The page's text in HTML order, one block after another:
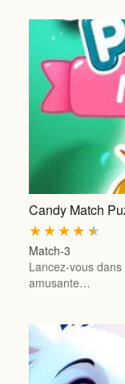
Candy Match
★
★
★
★
★
Match-3
Lancez-vous
amusante…